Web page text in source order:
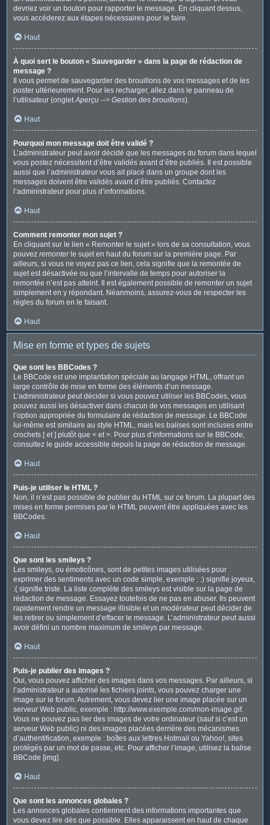
devriez voir un bouton pour rapporter le message. En cliquant dessus,
vous accéderez aux étapes nécessaires pour le faire.
Haut
À quoi sert le bouton « Sauvegarder » dans la page de rédaction de
message ?
Il vous permet de sauvegarder des brouillons de vos messages et de les
poster ultérieurement. Pour les recharger, allez dans le panneau de
l’utilisateur (ongletAperçu --> Gestion des brouillons).
Haut
Pourquoi mon message doit être validé ?
L’administrateur peut avoir décidé que les messages du forum dans lequel
vous postez nécessitent d’être validés avant d’être publiés. Il est possible
aussi que l’administrateur vous ait placé dans un groupe dont les
messages doivent être validés avant d’être publiés. Contactez
l’administrateur pour plus d’informations.
Haut
Comment remonter mon sujet ?
En cliquant sur le lien « Remonter le sujet » lors de sa consultation, vous
pouvez remonterle sujet en haut du forum sur la première page. Par
ailleurs, si vous ne voyez pas ce lien, cela signifie que la remontée de
sujet est désactivée ou que l’intervalle de temps pour autoriser la
remontée n’est pas atteint. Il est également possible de remonter un sujet
simplement en y répondant. Néanmoins, assurez-vous de respecter les
règles du forum en le faisant.
Haut
Mise en forme et types de sujets
Que sont les BBCodes ?
Le BBCode est une implantation spéciale au langage HTML, offrant un
large contrôle de mise en forme des éléments d’un message.
L’administrateur peut décider si vous pouvez utiliser les BBCodes, vous
pouvez aussi les désactiver dans chacun de vos messages en utilisant
l’option appropriée du formulaire de rédaction de message. Le BBCode
lui-même est similaire au style HTML, mais les balises sont incluses entre
crochets [ et ] plutôt que < et >. Pour plus d’informations sur le BBCode,
consultez le guide accessible depuis la page de rédaction de message.
Haut
Puis-je utiliser le HTML ?
Non, il n’est pas possible de publier du HTML sur ce forum. La plupart des
mises en forme permises par le HTML peuvent être appliquées avec les
BBCodes.
Haut
Que sont les smileys ?
Les smileys, ou émoticônes, sont de petites images utilisées pour
exprimer des sentiments avec un code simple, exemple : :) signifie joyeux,
:( signifie triste. La liste complète des smileys est visible sur la page de
rédaction de message. Essayez toutefois de ne pas en abuser. Ils peuvent
rapidement rendre un message illisible et un modérateur peut décider de
les retirer ou simplement d’effacer le message. L’administrateur peut aussi
avoir défini un nombre maximum de smileys par message.
Haut
Puis-je publier des images ?
Oui, vous pouvez afficher des images dans vos messages. Par ailleurs, si
l’administrateur a autorisé les fichiers joints, vous pouvez charger une
image sur le forum. Autrement, vous devez lier une image placée sur un
serveur Web public, exemple : http://www.exemple.com/mon-image.gif.
Vous ne pouvez pas lier des images de votre ordinateur (sauf si c’est un
serveur Web public) ni des images placées derrière des mécanismes
d’authentification, exemple : boîtes aux lettres Hotmail ou Yahoo!, sites
protégés par un mot de passe, etc. Pour afficher l’image, utilisez la balise
BBCode [img].
Haut
Que sont les annonces globales ?
Les annonces globales contiennent des informations importantes que
vous devez lire dès que possible. Elles apparaissent en haut de chaque